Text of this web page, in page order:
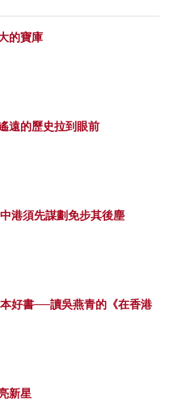
的寶庫
遠的歷史拉到眼前
港須先謀劃免步其後塵
好書──讀吳燕青的《在香港
新星